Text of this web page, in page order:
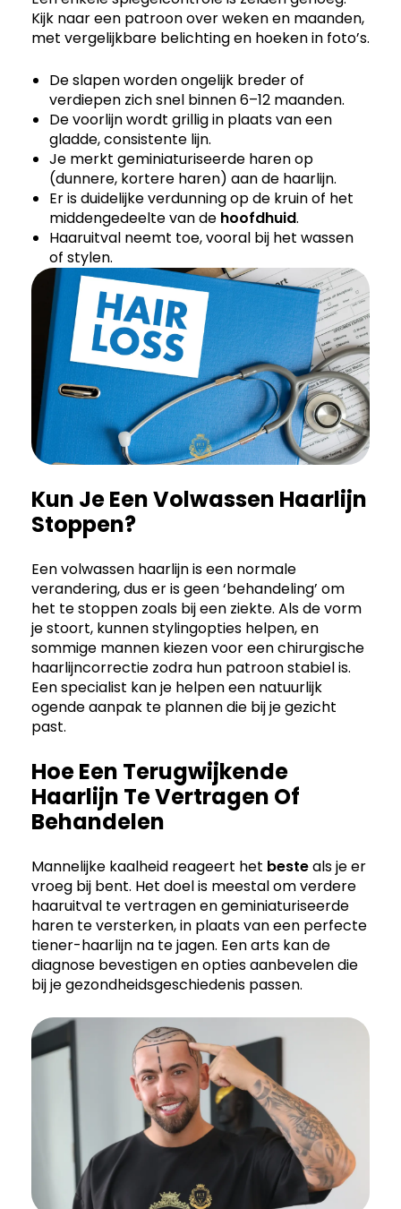
Kijk naar een patroon over weken en maanden,
met vergelijkbare belichting en hoeken in foto’s.
De slapen worden ongelijk breder of
verdiepen zich snel binnen 6–12 maanden.
De voorlijn wordt grillig in plaats van een
gladde, consistente lijn.
Je merkt geminiaturiseerde haren op
(dunnere, kortere haren) aan de haarlijn.
Er is duidelijke verdunning op de kruin of het
middengedeelte van de hoofdhuid.
Haaruitval neemt toe, vooral bij het wassen
of stylen.
Kun Je Een Volwassen Haarlijn
Stoppen?
Een volwassen haarlijn is een normale
verandering, dus er is geen ‘behandeling’ om
het te stoppen zoals bij een ziekte. Als de vorm
je stoort, kunnen stylingopties helpen, en
sommige mannen kiezen voor een chirurgische
haarlijncorrectie zodra hun patroon stabiel is.
Een specialist kan je helpen een natuurlijk
ogende aanpak te plannen die bij je gezicht
past.
Hoe Een Terugwijkende
Haarlijn Te Vertragen Of
Behandelen
Mannelijke kaalheid reageert het besteals je er
vroeg bij bent. Het doel is meestal om verdere
haaruitval te vertragen en geminiaturiseerde
haren te versterken, in plaats van een perfecte
tiener-haarlijn na te jagen. Een arts kan de
diagnose bevestigen en opties aanbevelen die
bij je gezondheidsgeschiedenis passen.